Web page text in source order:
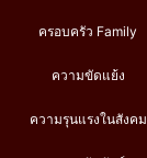
ครอบครัว Family
ความขัดแย้ง
ความรุนแรงในสังคม